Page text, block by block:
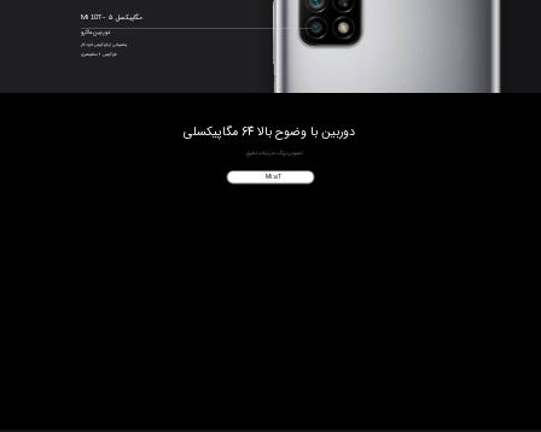
مگاپیکسل 5 –Mi 10T
دوربین ماکرو
پشتیبانی از فوکوس خودکار
فوکوس 2 سانتیمتری
دوربین با وضوح بالا 64 مگاپیکسلی
تصویر بزرگ، جزئیات دقیق
Mi 10T